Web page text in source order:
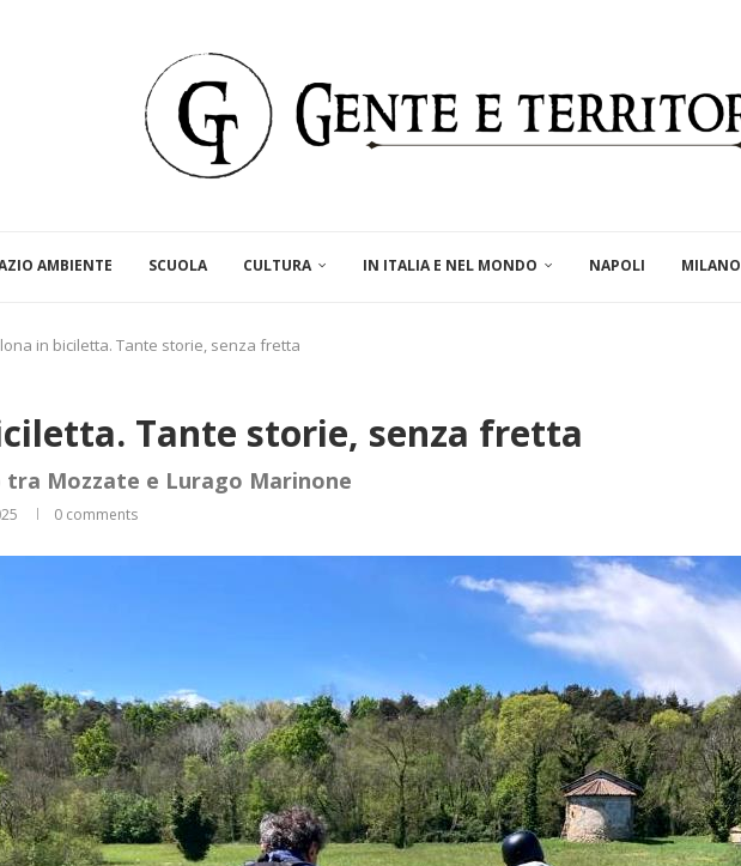
AMBIENTE SCUOLA CULTURA IN ITALIA E NEL MONDO NAPOLI MILANO
in biciletta. Tante storie, senza fretta
Tante storie, senza fretta
tra Mozzate e Lurago Marinone
0 comments